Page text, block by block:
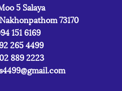
5 Salaya
73170
151 6169
4499
2223